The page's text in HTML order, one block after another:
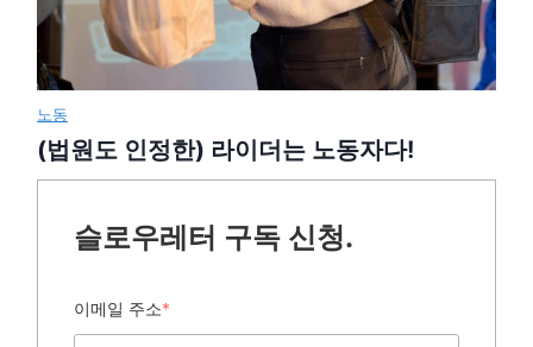
노동
(법원도 인정한) 라이더는 노동자다!
슬로우레터 구독 신청.
이메일 주소*